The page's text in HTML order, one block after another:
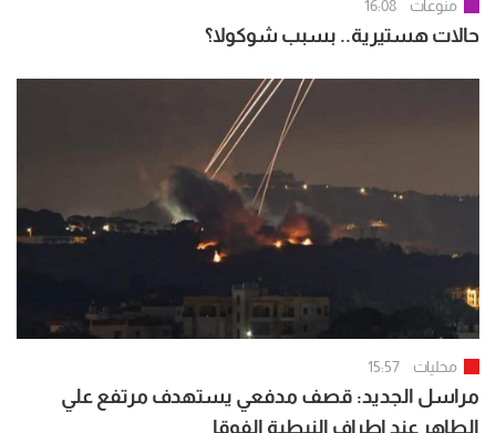
منوعات 16:08
حالات هستيرية.. بسبب شوكولا؟
محليات 15:57
مراسل الجديد: قصف مدفعي يستهدف مرتفع علي
الطاهر عند اطراف النبطية الفوقا